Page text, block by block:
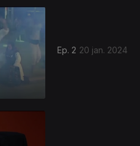
Ep. 2 20 jan. 2024